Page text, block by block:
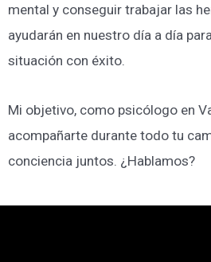
mental y conseguir trabajar las
ayudarán en nuestro día a día
situación con éxito.
Mi objetivo, como psicólogo en
acompañarte durante todo tu
conciencia juntos. ¿Hablamos?